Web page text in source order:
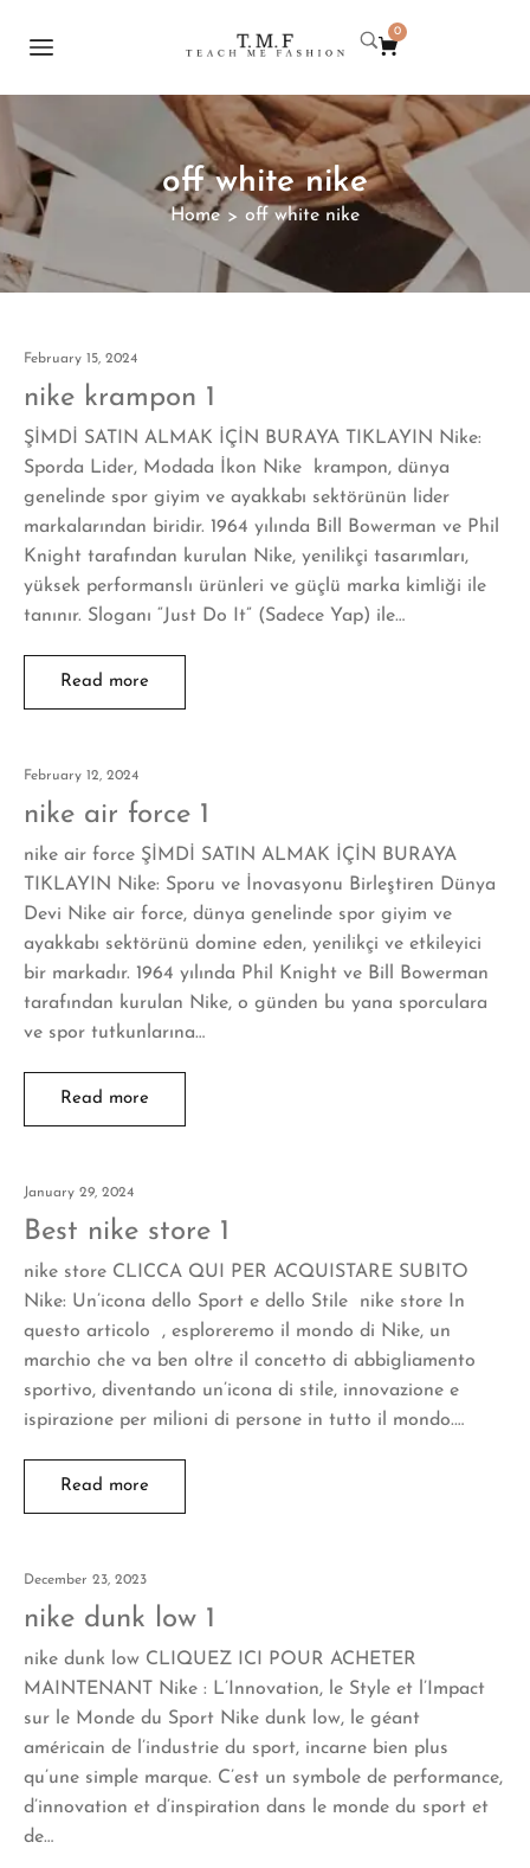
0
off white nike
Home > off white nike
February 15, 2024
nike krampon 1
ŞİMDİ SATIN ALMAK İÇİN BURAYA TIKLAYIN Nike:
Sporda Lider, Modada İkon Nike krampon, dünya
genelinde spor giyim ve ayakkabı sektörünün lider
markalarından biridir. 1964 yılında Bill Bowerman ve Phil
Knight tarafından kurulan Nike, yenilikçi tasarımları,
yüksek performanslı ürünleri ve güçlü marka kimliği ile
tanınır. Sloganı “Just Do It” (Sadece Yap) ile…
Read more
February 12, 2024
nike air force 1
nike air force ŞİMDİ SATIN ALMAK İÇİN BURAYA
TIKLAYIN Nike: Sporu ve İnovasyonu Birleştiren Dünya
Devi Nike air force, dünya genelinde spor giyim ve
ayakkabı sektörünü domine eden, yenilikçi ve etkileyici
bir markadır. 1964 yılında Phil Knight ve Bill Bowerman
tarafından kurulan Nike, o günden bu yana sporculara
ve spor tutkunlarına…
Read more
January 29, 2024
Best nike store 1
nike store CLICCA QUI PER ACQUISTARE SUBITO
Nike: Un’icona dello Sport e dello Stile nike store In
questo articolo , esploreremo il mondo di Nike, un
marchio che va ben oltre il concetto di abbigliamento
sportivo, diventando un’icona di stile, innovazione e
ispirazione per milioni di persone in tutto il mondo.…
Read more
December 23, 2023
nike dunk low 1
nike dunk low CLIQUEZ ICI POUR ACHETER
MAINTENANT Nike : L’Innovation, le Style et l’Impact
sur le Monde du Sport Nike dunk low, le géant
américain de l’industrie du sport, incarne bien plus
qu’une simple marque. C’est un symbole de performance,
d’innovation et d’inspiration dans le monde du sport et
de…